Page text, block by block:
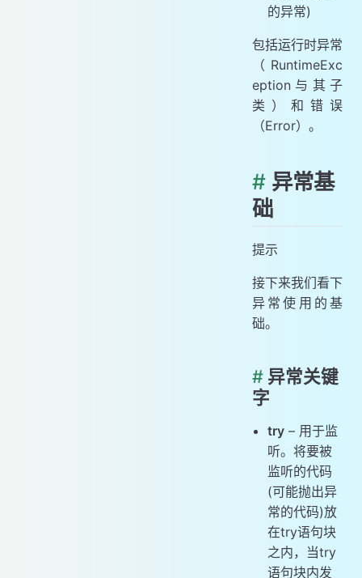
的异常)
包括运行时异常
（RuntimeExc
eption与其子
类）和错误
（Error）。
# 异常基
础
提示
接下来我们看下
异常使用的基
础。
# 异常关键
字
try – 用于监
听。将要被
监听的代码
(可能抛出异
常的代码)放
在try语句块
之内，当try
语句块内发